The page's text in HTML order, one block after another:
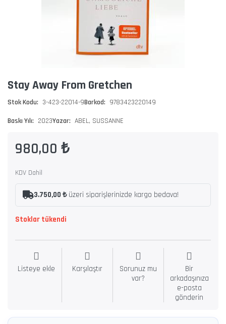
Stay Away From Gretchen
Stok Kodu: 3-423-22014-9Barkod: 9783423220149
Baskı Yılı: 2023Yazar: ABEL, SUSSANNE
980,00 ₺
KDV Dahil
3.750,00 ₺üzeri siparişlerinizde kargo bedava!
Stoklar tükendi
Listeye ekle Karşılaştır
Sorunuz mu
var?
Bir
arkadaşınıza
e-posta
gönderin